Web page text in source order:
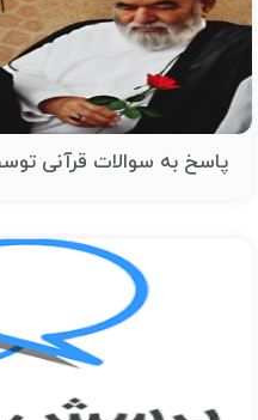
پاسخ به سوالات قرآنی